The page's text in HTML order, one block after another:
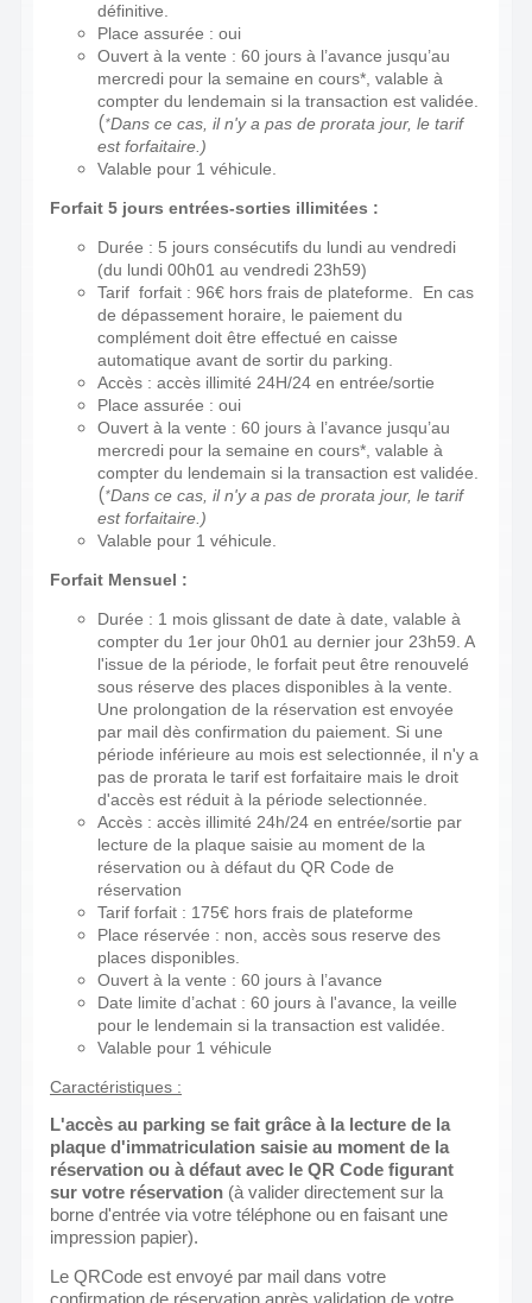
définitive.
Place assurée : oui
Ouvert à la vente : 60 jours à l’avance jusqu’au
mercredi pour la semaine en cours*, valable à
compter du lendemain si la transaction est validée.
(*Dans ce cas, il n'y a pas de prorata jour, le tarif
est forfaitaire.)
Valable pour 1 véhicule.
Forfait 5 jours entrées-sorties illimitées :
Durée : 5 jours consécutifs du lundi au vendredi
(du lundi 00h01 au vendredi 23h59)
Tarif forfait : 96€ hors frais de plateforme. En cas
de dépassement horaire, le paiement du
complément doit être effectué en caisse
automatique avant de sortir du parking.
Accès : accès illimité 24H/24 en entrée/sortie
Place assurée : oui
Ouvert à la vente : 60 jours à l’avance jusqu’au
mercredi pour la semaine en cours*, valable à
compter du lendemain si la transaction est validée.
(*Dans ce cas, il n'y a pas de prorata jour, le tarif
est forfaitaire.)
Valable pour 1 véhicule.
Forfait Mensuel :
Durée : 1 mois glissant de date à date, valable à
compter du 1er jour 0h01 au dernier jour 23h59. A
l'issue de la période, le forfait peut être renouvelé
sous réserve des places disponibles à la vente.
Une prolongation de la réservation est envoyée
par mail dès confirmation du paiement. Si une
période inférieure au mois est selectionnée, il n'y a
pas de prorata le tarif est forfaitaire mais le droit
d'accès est réduit à la période selectionnée.
Accès : accès illimité 24h/24 en entrée/sortie par
lecture de la plaque saisie au moment de la
réservation ou à défaut du QR Code de
réservation
Tarif forfait : 175€ hors frais de plateforme
Place réservée : non, accès sous reserve des
places disponibles.
Ouvert à la vente : 60 jours à l’avance
Date limite d’achat : 60 jours à l'avance, la veille
pour le lendemain si la transaction est validée.
Valable pour 1 véhicule
Caractéristiques :
L'accès au parking se fait grâce à la lecture de la
plaque d'immatriculation saisie au moment de la
réservation ou à défaut avec le QR Code figurant
sur votre réservation (à valider directement sur la
borne d'entrée via votre téléphone ou en faisant une
impression papier).
Le QRCode est envoyé par mail dans votre
confirmation de réservation après validation de votre